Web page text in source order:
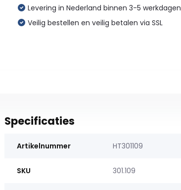
Levering in Nederland binnen 3-5 werkdagen
Veilig bestellen en veilig betalen via SSL
Specificaties
Artikelnummer HT301109
SKU 301.109